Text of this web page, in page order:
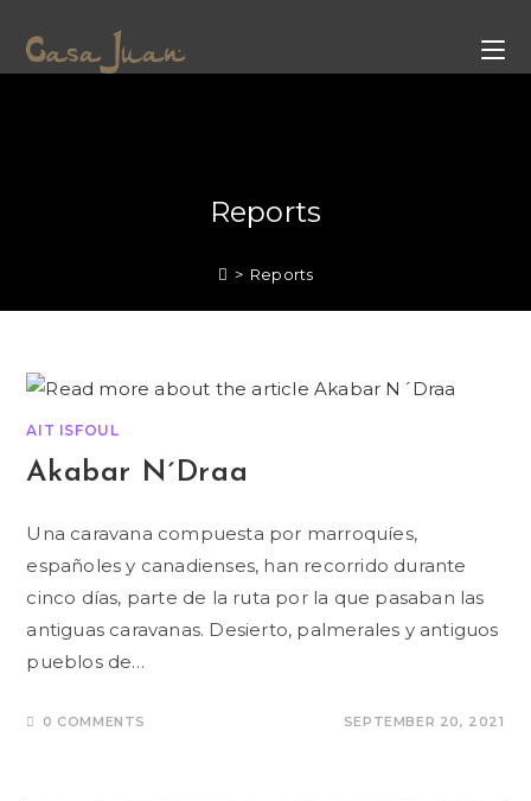
content
Reports
> Reports
AIT ISFOUL
Akabar N´Draa
Una caravana compuesta por marroquíes,
españoles y canadienses, han recorrido durante
cinco días, parte de la ruta por la que pasaban las
antiguas caravanas. Desierto, palmerales y antiguos
pueblos de…
0 COMMENTS SEPTEMBER 20, 2021